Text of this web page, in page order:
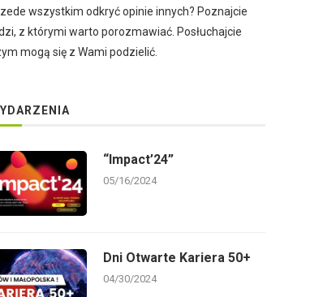
wszystkim odkryć opinie innych? Poznajcie
z którymi warto porozmawiać. Posłuchajcie
mogą się z Wami podzielić.
“Impact’24”
05/16/2024
Dni Otwarte Kariera 50+
04/30/2024